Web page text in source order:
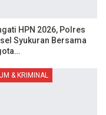
HPN 2026, Polres
Syukuran Bersama
& KRIMINAL